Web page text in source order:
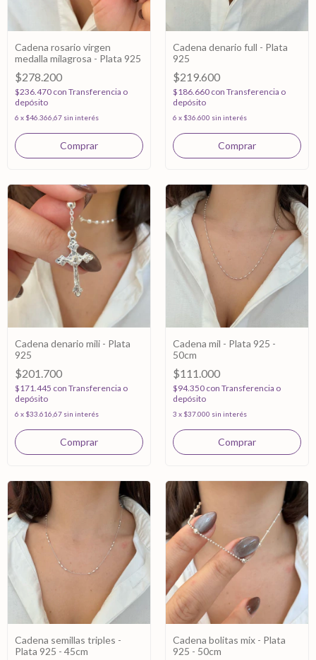
Cadena rosario virgen
medalla milagrosa - Plata 925
$278.200
$236.470 con Transferencia o
depósito
6 x $46.366,67 sin interés
Cadena denario full - Plata
925
$219.600
$186.660 con Transferencia o
depósito
6 x $36.600 sin interés
Cadena denario mili - Plata
925
$201.700
$171.445 con Transferencia o
depósito
6 x $33.616,67 sin interés
Cadena mil - Plata 925 -
50cm
$111.000
$94.350 con Transferencia o
depósito
3 x $37.000 sin interés
Cadena semillas triples -
Plata 925 - 45cm
Cadena bolitas mix - Plata
925 - 50cm